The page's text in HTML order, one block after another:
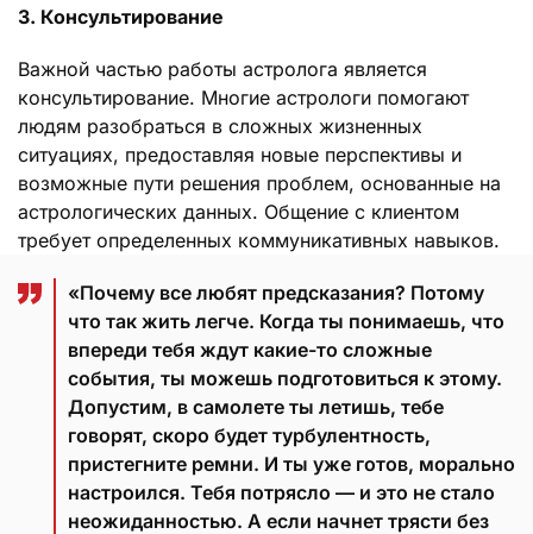
3. Консультирование
Важной частью работы астролога является
консультирование. Многие астрологи помогают
людям разобраться в сложных жизненных
ситуациях, предоставляя новые перспективы и
возможные пути решения проблем, основанные на
астрологических данных. Общение с клиентом
требует определенных коммуникативных навыков.
«Почему все любят предсказания? Потому
что так жить легче. Когда ты понимаешь, что
впереди тебя ждут какие-то сложные
события, ты можешь подготовиться к этому.
Допустим, в самолете ты летишь, тебе
говорят, скоро будет турбулентность,
пристегните ремни. И ты уже готов, морально
настроился. Тебя потрясло — и это не стало
неожиданностью. А если начнет трясти без